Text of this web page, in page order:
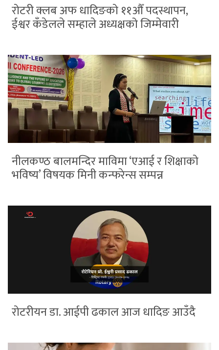
रोटरी क्लब अफ धादिङको ११औँ पदस्थापन,
ईश्वर कँडेलले सम्हाले अध्यक्षको जिम्मेवारी
नीलकण्ठ बालमन्दिर माविमा ‘एआई र शिक्षाको
भविष्य’ विषयक मिनी कन्फरेन्स सम्पन्न
रोटरीयन डा. आईपी ढकाल आज धादिङ आउँदै